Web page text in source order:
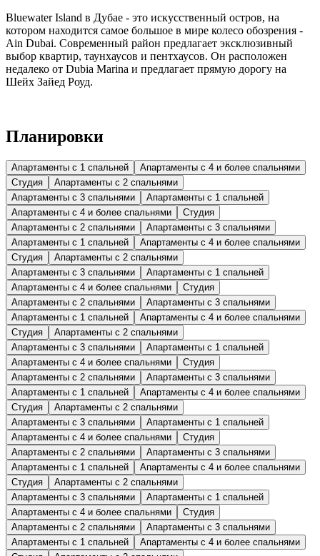
Bluewater Island в Дубае - это искусственный остров, на
котором находится самое большое в мире колесо обозрения -
Ain Dubai. Современный район предлагает эксклюзивный
выбор квартир, таунхаусов и пентхаусов. Он расположен
недалеко от Dubia Marina и предлагает прямую дорогу на
Шейх Зайед Роуд.
Планировки
Апартаменты с 1 спальней
Апартаменты с 4 и более спальнями
Студия
Апартаменты с 2 спальнями
Апартаменты с 3 спальнями
Апартаменты с 1 спальней
Апартаменты с 4 и более спальнями
Студия
Апартаменты с 2 спальнями
Апартаменты с 3 спальнями
Апартаменты с 1 спальней
Апартаменты с 4 и более спальнями
Студия
Апартаменты с 2 спальнями
Апартаменты с 3 спальнями
Апартаменты с 1 спальней
Апартаменты с 4 и более спальнями
Студия
Апартаменты с 2 спальнями
Апартаменты с 3 спальнями
Апартаменты с 1 спальней
Апартаменты с 4 и более спальнями
Студия
Апартаменты с 2 спальнями
Апартаменты с 3 спальнями
Апартаменты с 1 спальней
Апартаменты с 4 и более спальнями
Студия
Апартаменты с 2 спальнями
Апартаменты с 3 спальнями
Апартаменты с 1 спальней
Апартаменты с 4 и более спальнями
Студия
Апартаменты с 2 спальнями
Апартаменты с 3 спальнями
Апартаменты с 1 спальней
Апартаменты с 4 и более спальнями
Студия
Апартаменты с 2 спальнями
Апартаменты с 3 спальнями
Апартаменты с 1 спальней
Апартаменты с 4 и более спальнями
Студия
Апартаменты с 2 спальнями
Апартаменты с 3 спальнями
Апартаменты с 1 спальней
Апартаменты с 4 и более спальнями
Студия
Апартаменты с 2 спальнями
Апартаменты с 3 спальнями
Апартаменты с 1 спальней
Апартаменты с 4 и более спальнями